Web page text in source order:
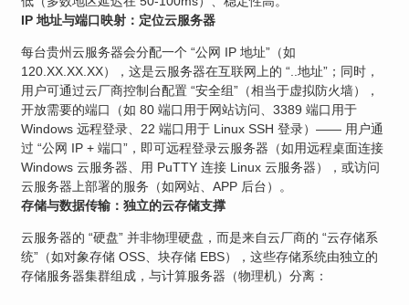
IP 地址与端口映射：定位云服务器
每台贵州云服务器会分配一个 “公网 IP 地址”（如
120.XX.XX.XX），这是云服务器在互联网上的 “..地址”；同时，
用户可通过云厂商控制台配置 “安全组”（相当于虚拟防火墙），
开放需要的端口（如 80 端口用于网站访问、3389 端口用于
Windows 远程登录、22 端口用于 Linux SSH 登录）—— 用户通
过 “公网 IP + 端口”，即可远程登录云服务器（如用远程桌面连接
Windows 云服务器、用 PuTTY 连接 Linux 云服务器），或访问
云服务器上部署的服务（如网站、APP 后台）。
存储与数据传输：独立的云存储支撑
云服务器的 “硬盘” 并非物理硬盘，而是来自云厂商的 “云存储系
统”（如对象存储 OSS、块存储 EBS），这些存储系统由独立的
存储服务器集群组成，与计算服务器（物理机）分离：